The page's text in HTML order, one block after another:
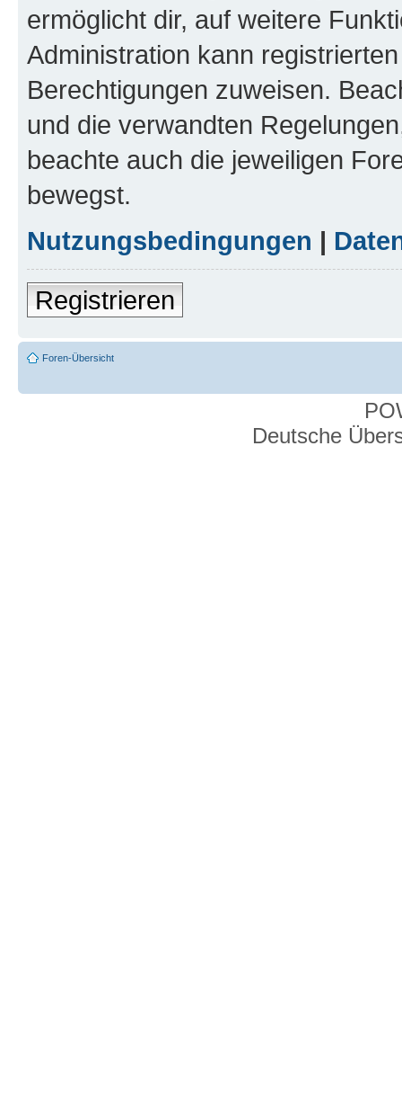
ermöglicht dir, auf weitere
Administration kann
Berechtigungen zuweisen.
und die verwandten
beachte auch die jeweiligen
bewegst.
Nutzungsbedingungen |
Registrieren
Foren-Übersicht
Deutsche